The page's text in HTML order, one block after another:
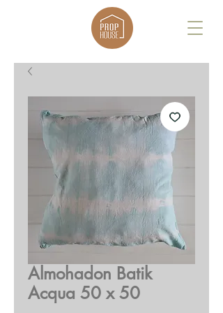
Almohadon Batik
Acqua 50 x 50